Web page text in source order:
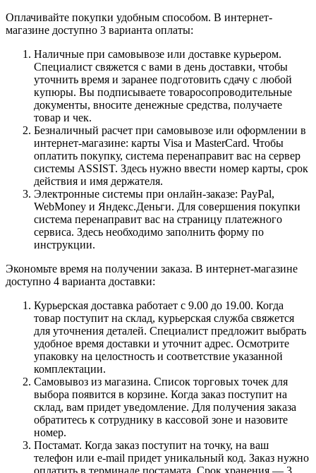
Оплачивайте покупки удобным способом. В интернет-
магазине доступно 3 варианта оплаты:
Наличные при самовывозе или доставке курьером.
Специалист свяжется с вами в день доставки, чтобы
уточнить время и заранее подготовить сдачу с любой
купюры. Вы подписываете товаросопроводительные
документы, вносите денежные средства, получаете
товар и чек.
Безналичный расчет при самовывозе или оформлении в
интернет-магазине: карты Visa и MasterCard. Чтобы
оплатить покупку, система перенаправит вас на сервер
системы ASSIST. Здесь нужно ввести номер карты, срок
действия и имя держателя.
Электронные системы при онлайн-заказе: PayPal,
WebMoney и Яндекс.Деньги. Для совершения покупки
система перенаправит вас на страницу платежного
сервиса. Здесь необходимо заполнить форму по
инструкции.
Экономьте время на получении заказа. В интернет-магазине
доступно 4 варианта доставки:
Курьерская доставка работает с 9.00 до 19.00. Когда
товар поступит на склад, курьерская служба свяжется
для уточнения деталей. Специалист предложит выбрать
удобное время доставки и уточнит адрес. Осмотрите
упаковку на целостность и соответствие указанной
комплектации.
Самовывоз из магазина. Список торговых точек для
выбора появится в корзине. Когда заказ поступит на
склад, вам придет уведомление. Для получения заказа
обратитесь к сотруднику в кассовой зоне и назовите
номер.
Постамат. Когда заказ поступит на точку, на ваш
телефон или e-mail придет уникальный код. Заказ нужно
оплатить в терминале постамата. Срок хранения — 3